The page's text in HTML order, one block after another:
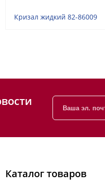
Кризал жидкий 82-86009
Каталог товаров